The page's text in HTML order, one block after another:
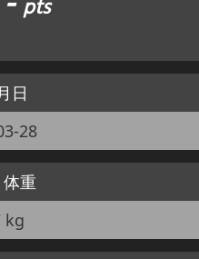
pts
日
28
重
kg